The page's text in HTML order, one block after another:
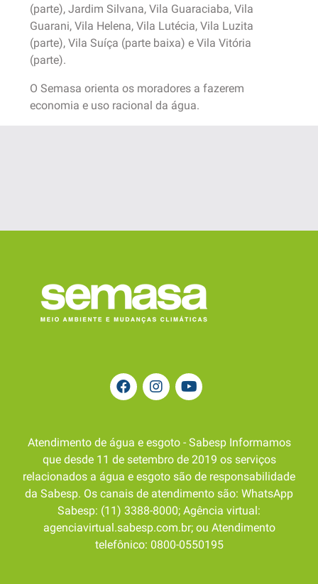
(parte), Jardim Silvana, Vila Guaraciaba, Vila
Guarani, Vila Helena, Vila Lutécia, Vila Luzita
(parte), Vila Suíça (parte baixa) e Vila Vitória
(parte).
O Semasa orienta os moradores a fazerem
economia e uso racional da água.
Atendimento de água e esgoto - Sabesp Informamos
que desde 11 de setembro de 2019 os serviços
relacionados a água e esgoto são de responsabilidade
da Sabesp. Os canais de atendimento são: WhatsApp
Sabesp: (11) 3388-8000; Agência virtual:
agenciavirtual.sabesp.com.br; ou Atendimento
telefônico: 0800-0550195